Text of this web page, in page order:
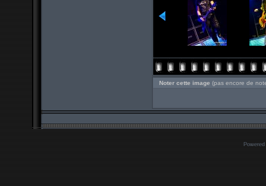
Noter cette image (pas encore de